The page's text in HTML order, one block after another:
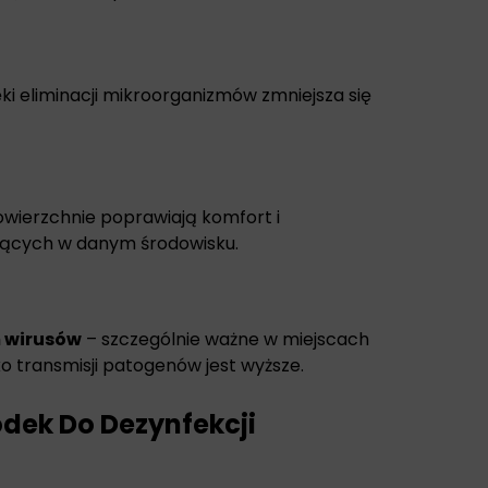
eliminacji mikroorganizmów zmniejsza się
poprawiają komfort i
w danym środowisku.
wirusów– szczególnie ważne w miejscach
transmisji patogenów jest wyższe.
Do Dezynfekcji